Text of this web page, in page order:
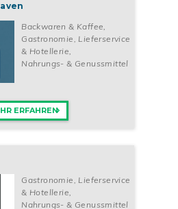
Backwaren & Kaffee,
Gastronomie, Lieferservice
& Hotellerie,
Nahrungs- & Genussmittel
ERFAHREN
Gastronomie, Lieferservice
& Hotellerie,
Nahrungs- & Genussmittel